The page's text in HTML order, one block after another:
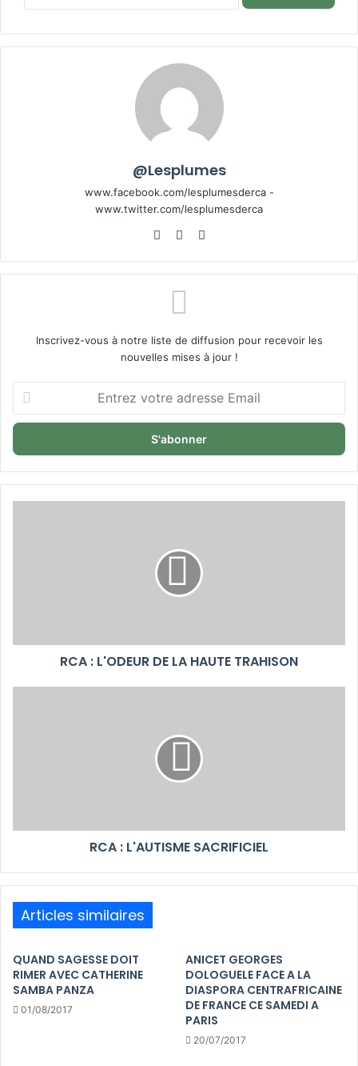
@Lesplumes
www.facebook.com/lesplumesderca -
www.twitter.com/lesplumesderca
WebsiteFacebook
Inscrivez-vous à notre liste de diffusion pour recevoir les
nouvelles mises à jour !
votre
adresse
RCA : L'ODEUR DE LA HAUTE TRAHISON
RCA : L'AUTISME SACRIFICIEL
Articles similaires
QUAND SAGESSE DOIT
RIMER AVEC CATHERINE
SAMBA PANZA
01/08/2017
ANICET GEORGES
DOLOGUELE FACE A LA
DIASPORA CENTRAFRICAINE
DE FRANCE CE SAMEDI A
PARIS
20/07/2017